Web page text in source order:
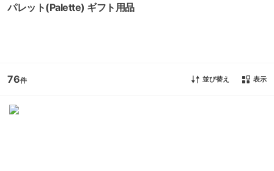
パレット(Palette) ギフト用品
76 並び替え 表示